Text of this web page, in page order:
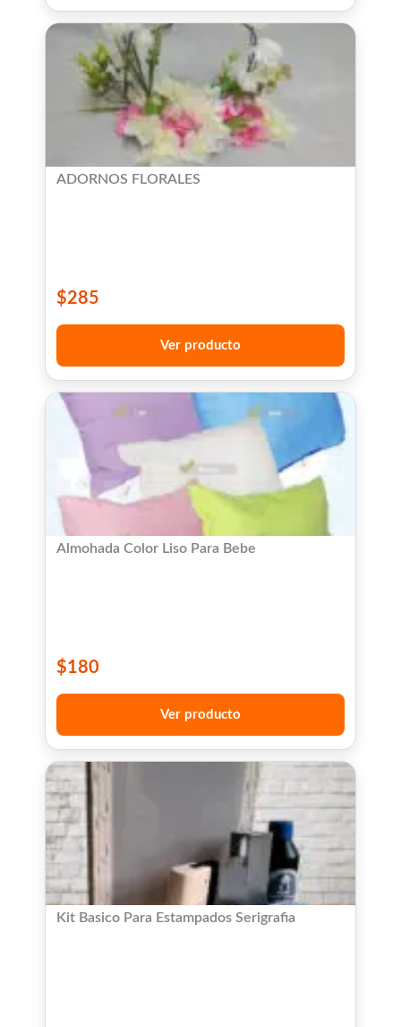
ADORNOS FLORALES
$285
Ver producto
Almohada Color Liso Para Bebe
$180
Ver producto
Kit Basico Para Estampados Serigrafia